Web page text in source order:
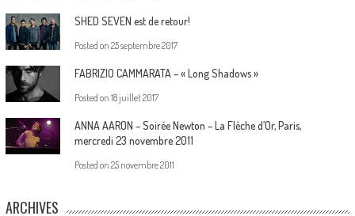
SHED SEVEN est de retour!
Posted on 25 septembre 2017
FABRIZIO CAMMARATA – « Long Shadows »
Posted on 18 juillet 2017
ANNA AARON – Soirée Newton – La Flèche d’Or, Paris,
mercredi 23 novembre 2011
Posted on 25 novembre 2011
ARCHIVES